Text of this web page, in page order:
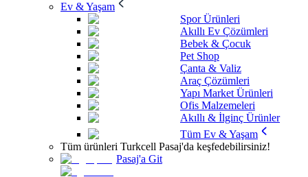
Ev & Yaşam
Spor Ürünleri
Akıllı Ev Çözümleri
Bebek & Çocuk
Pet Shop
Çanta & Valiz
Araç Çözümleri
Yapı Market Ürünleri
Ofis Malzemeleri
Akıllı & İlginç Ürünler
Tüm Ev & Yaşam
Tüm ürünleri Turkcell Pasaj'da keşfedebilirsiniz!
Pasaj'a Git